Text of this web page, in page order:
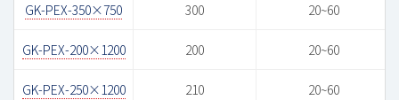
GK-PEX-350×750 300 20~60
GK-PEX-200×1200 200 20~60
GK-PEX-250×1200 210 20~60